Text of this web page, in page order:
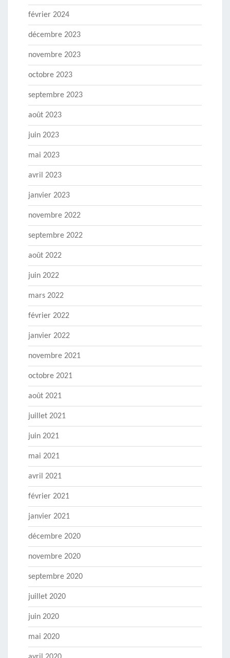
février 2024
décembre 2023
novembre 2023
octobre 2023
septembre 2023
août 2023
juin 2023
mai 2023
avril 2023
janvier 2023
novembre 2022
septembre 2022
août 2022
juin 2022
mars 2022
février 2022
janvier 2022
novembre 2021
octobre 2021
août 2021
juillet 2021
juin 2021
mai 2021
avril 2021
février 2021
janvier 2021
décembre 2020
novembre 2020
septembre 2020
juillet 2020
juin 2020
mai 2020